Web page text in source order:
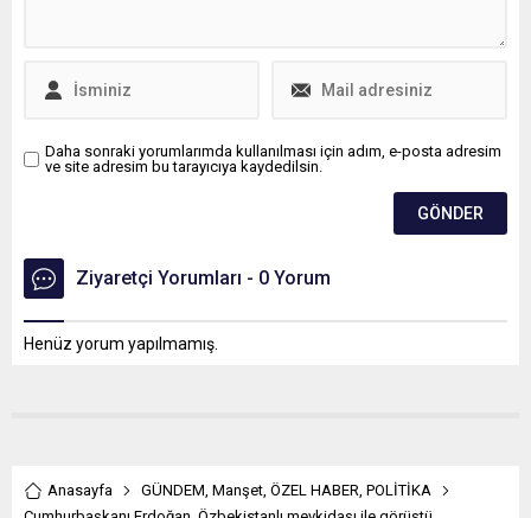
Daha sonraki yorumlarımda kullanılması için adım, e-posta adresim
ve site adresim bu tarayıcıya kaydedilsin.
Ziyaretçi Yorumları - 0 Yorum
Henüz yorum yapılmamış.
Anasayfa GÜNDEM, Manşet, ÖZEL HABER, POLİTİKA